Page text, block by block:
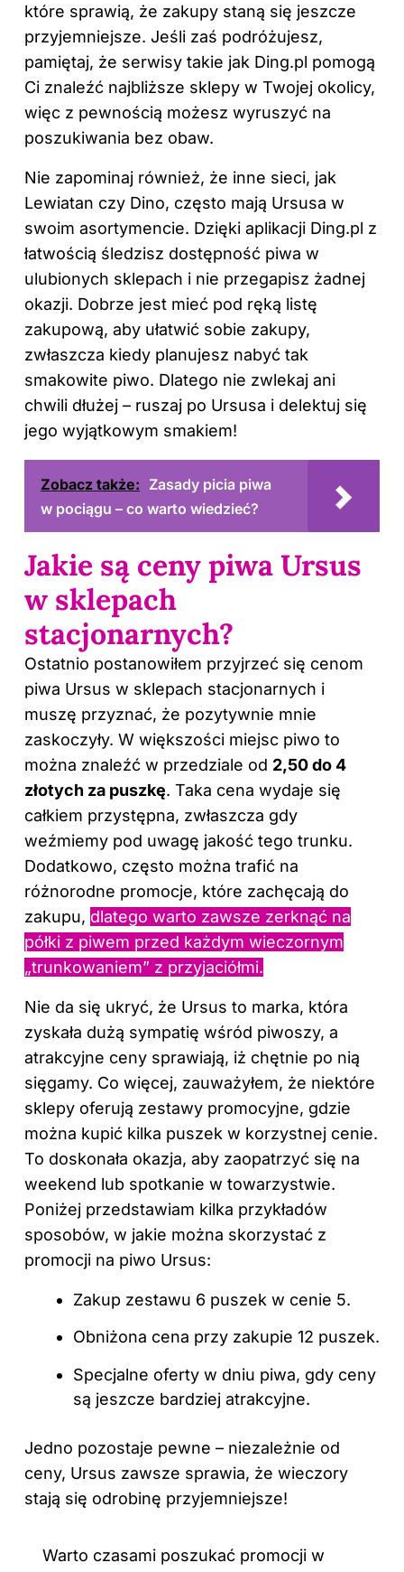
które sprawią, że zakupy staną się jeszcze
przyjemniejsze. Jeśli zaś podróżujesz,
pamiętaj, że serwisy takie jak Ding.pl pomogą
Ci znaleźć najbliższe sklepy w Twojej okolicy,
więc z pewnością możesz wyruszyć na
poszukiwania bez obaw.
Nie zapominaj również, że inne sieci, jak
Lewiatan czy Dino, często mają Ursusa w
swoim asortymencie. Dzięki aplikacji Ding.pl z
łatwością śledzisz dostępność piwa w
ulubionych sklepach i nie przegapisz żadnej
okazji. Dobrze jest mieć pod ręką listę
zakupową, aby ułatwić sobie zakupy,
zwłaszcza kiedy planujesz nabyć tak
smakowite piwo. Dlatego nie zwlekaj ani
chwili dłużej – ruszaj po Ursusa i delektuj się
jego wyjątkowym smakiem!
Zobacz także: Zasady picia piwa
w pociągu – co warto wiedzieć?
Jakie są ceny piwa Ursus
w sklepach
stacjonarnych?
Ostatnio postanowiłem przyjrzeć się cenom
piwa Ursus w sklepach stacjonarnych i
muszę przyznać, że pozytywnie mnie
zaskoczyły. W większości miejsc piwo to
można znaleźć w przedziale od 2,50 do 4
złotych za puszkę. Taka cena wydaje się
całkiem przystępna, zwłaszcza gdy
weźmiemy pod uwagę jakość tego trunku.
Dodatkowo, często można trafić na
różnorodne promocje, które zachęcają do
zakupu, dlatego warto zawsze zerknąć na
półki z piwem przed każdym wieczornym
„trunkowaniem” z przyjaciółmi.
Nie da się ukryć, że Ursus to marka, która
zyskała dużą sympatię wśród piwoszy, a
atrakcyjne ceny sprawiają, iż chętnie po nią
sięgamy. Co więcej, zauważyłem, że niektóre
sklepy oferują zestawy promocyjne, gdzie
można kupić kilka puszek w korzystnej cenie.
To doskonała okazja, aby zaopatrzyć się na
weekend lub spotkanie w towarzystwie.
Poniżej przedstawiam kilka przykładów
sposobów, w jakie można skorzystać z
promocji na piwo Ursus:
Zakup zestawu 6 puszek w cenie 5.
Obniżona cena przy zakupie 12 puszek.
Specjalne oferty w dniu piwa, gdy ceny
są jeszcze bardziej atrakcyjne.
Jedno pozostaje pewne – niezależnie od
ceny, Ursus zawsze sprawia, że wieczory
stają się odrobinę przyjemniejsze!
Warto czasami poszukać promocji w